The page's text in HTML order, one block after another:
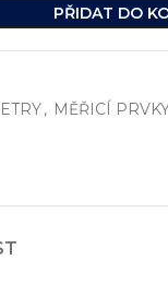
PŘIDAT DO
, MĚŘICÍ